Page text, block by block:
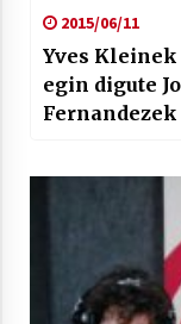
2015/06/11
Yves
egin digute
Fernandezek